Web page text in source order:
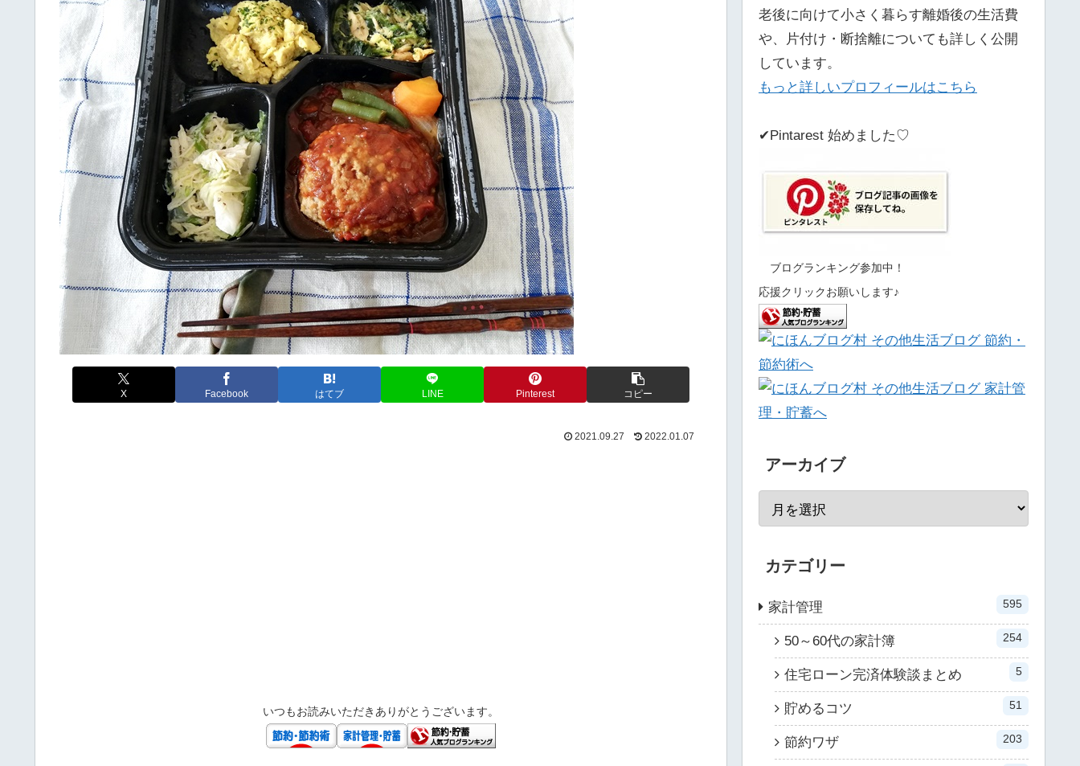
X Facebook はてブ LINE Pinterest コピー
2021.09.27 2022.01.07
いつもお読みいただきありがとうございます。
老後に向けて小さく暮らす離婚後の生活費
や、片付け・断捨離についても詳しく公開
しています。
もっと詳しいプロフィールはこちら
✔Pintarest 始めました♡
ブログランキング参加中！
応援クリックお願いします♪
アーカイブ
カテゴリー
家計管理 595
50～60代の家計簿 254
住宅ローン完済体験談まとめ 5
貯めるコツ 51
節約ワザ 203